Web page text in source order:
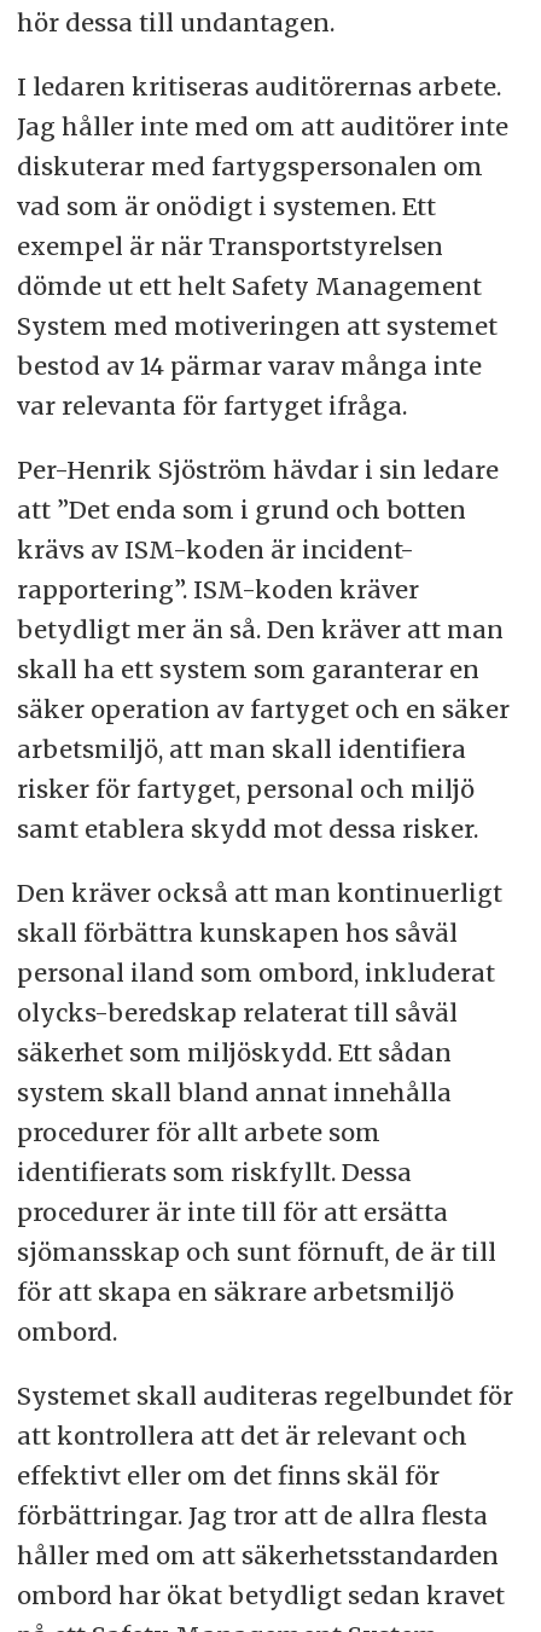
hör dessa till undantagen.
I ledaren kritiseras auditörernas arbete.
Jag håller inte med om att auditörer inte
diskuterar med fartygspersonalen om
vad som är onödigt i systemen. Ett
exempel är när Transportstyrelsen
dömde ut ett helt Safety Management
System med motiveringen att systemet
bestod av 14 pärmar varav många inte
var relevanta för fartyget ifråga.
Per-Henrik Sjöström hävdar i sin ledare
att ”Det enda som i grund och botten
krävs av ISM-koden är incident-
rapportering”. ISM-koden kräver
betydligt mer än så. Den kräver att man
skall ha ett system som garanterar en
säker operation av fartyget och en säker
arbetsmiljö, att man skall identifiera
risker för fartyget, personal och miljö
samt etablera skydd mot dessa risker.
Den kräver också att man kontinuerligt
skall förbättra kunskapen hos såväl
personal iland som ombord, inkluderat
olycks-beredskap relaterat till såväl
säkerhet som miljöskydd. Ett sådan
system skall bland annat innehålla
procedurer för allt arbete som
identifierats som riskfyllt. Dessa
procedurer är inte till för att ersätta
sjömansskap och sunt förnuft, de är till
för att skapa en säkrare arbetsmiljö
ombord.
Systemet skall auditeras regelbundet för
att kontrollera att det är relevant och
effektivt eller om det finns skäl för
förbättringar. Jag tror att de allra flesta
håller med om att säkerhetsstandarden
ombord har ökat betydligt sedan kravet